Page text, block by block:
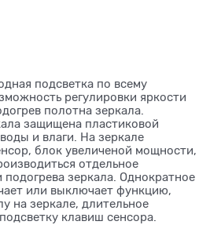
подсветка по всему
регулировки яркости
полотна зеркала.
защищена пластиковой
и влаги. На зеркале
блок увеличеной мощности,
отдельное
зеркала. Однократное
или выключает функцию,
на зеркале, длительное
клавиш сенсора.